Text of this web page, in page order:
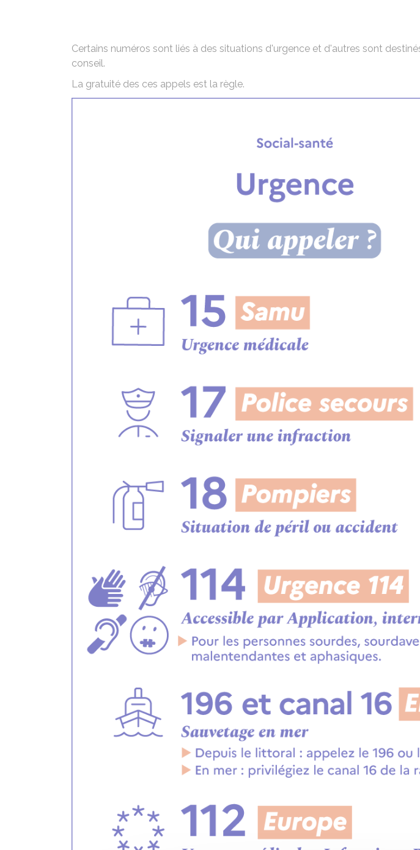
Certains numéros sont liés à des situations d'urgence et d'autres sont
conseil.
La gratuité des ces appels est la règle.